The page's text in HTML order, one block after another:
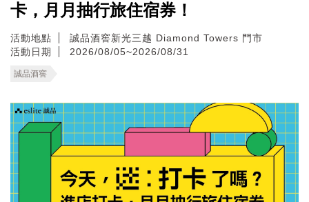
卡，月月抽行旅住宿券！
活動地點
誠品酒窖新光三越 Diamond Towers 門市
活動日期
2026/08/05~2026/08/31
誠品酒窖